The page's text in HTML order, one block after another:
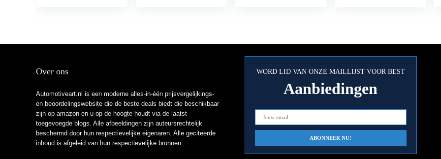
5pcs)
Over ons
Automotiveart.nl is een moderne alles-in-één prijsvergelijkings-
en beoordelingswebsite die de beste deals biedt die beschikbaar
zijn op amazon en u op de hoogte houdt via de laatst
toegevoegde blogs. Alle afbeeldingen zijn auteursrechtelijk
beschermd door hun respectievelijke eigenaren. Alle geciteerde
inhoud is afgeleid van hun respectievelijke bronnen.
WORD LID VAN ONZE MAILLIJST VOOR BEST
Aanbiedingen